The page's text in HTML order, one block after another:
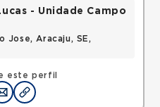
este perfil
- Unidade Campo
Jose, Aracaju, SE,